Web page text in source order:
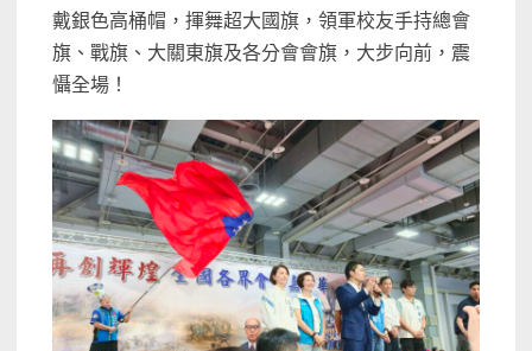
戴銀色高桶帽，揮舞超大國旗，領軍校友手持總會
旗、戰旗、大關東旗及各分會會旗，大步向前，震
懾全場！